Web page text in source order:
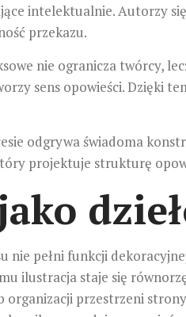
intelektualnie. Autorzy
przekazu.
nie ogranicza twórcy,
sens opowieści. Dzięki
odgrywa świadoma
projektuje strukturę
nie pełni funkcji
ilustracja staje się
organizacji przestrzeni